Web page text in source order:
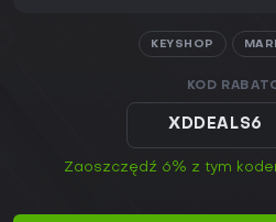
KEYSHOP
KOD
XDDEALS6
Zaoszczędź 6% z tym